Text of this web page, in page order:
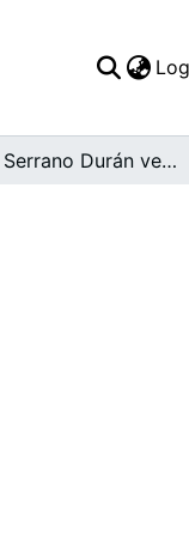
Mirian Serrano Durán vestida de gala